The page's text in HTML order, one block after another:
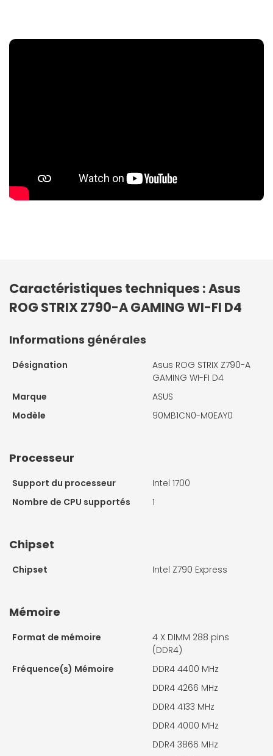
Caractéristiques techniques : Asus
ROG STRIX Z790-A GAMING WI-FI D4
Informations générales
Désignation
Asus ROG STRIX Z790-A
GAMING WI-FI D4
Marque
ASUS
Modèle
90MB1CN0-M0EAY0
Processeur
Support du processeur
Intel 1700
Nombre de CPU supportés
1
Chipset
Chipset Intel Z790 Express
Mémoire
Format de mémoire 4 X DIMM 288 pins
(DDR4)
Fréquence(s) Mémoire
DDR4 4400 MHz
DDR4 4266 MHz
DDR4 4133 MHz
DDR4 4000 MHz
DDR4 3866 MHz